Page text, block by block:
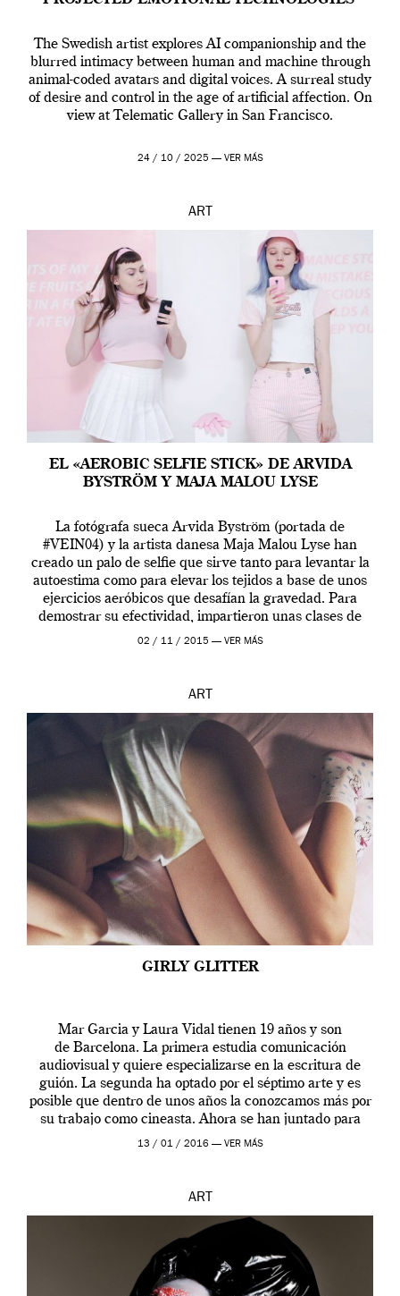
The Swedish artist explores AI companionship and the
blurred intimacy between human and machine through
animal-coded avatars and digital voices. A surreal study
of desire and control in the age of artificial affection. On
view at Telematic Gallery in San Francisco.
24 / 10 / 2025 — VER MÁS
ART
EL «AEROBIC SELFIE STICK» DE ARVIDA
BYSTRÖM Y MAJA MALOU LYSE
La fotógrafa sueca Arvida Byström (portada de
#VEIN04) y la artista danesa Maja Malou Lyse han
creado un palo de selfie que sirve tanto para levantar la
autoestima como para elevar los tejidos a base de unos
ejercicios aeróbicos que desafían la gravedad. Para
demostrar su efectividad, impartieron unas clases de
prueba en el Tate […]
02 / 11 / 2015 — VER MÁS
ART
GIRLY GLITTER
Mar Garcia y Laura Vidal tienen 19 años y son
de Barcelona. La primera estudia comunicación
audiovisual y quiere especializarse en la escritura de
guión. La segunda ha optado por el séptimo arte y es
posible que dentro de unos años la conozcamos más por
su trabajo como cineasta. Ahora se han juntado para
contarnos una […]
13 / 01 / 2016 — VER MÁS
ART